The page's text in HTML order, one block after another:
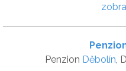
Penzion Děbolín ,